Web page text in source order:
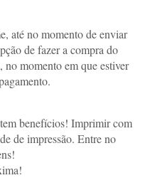
até no momento de enviar
de fazer a compra do
no momento em que estiver
benefícios! Imprimir com